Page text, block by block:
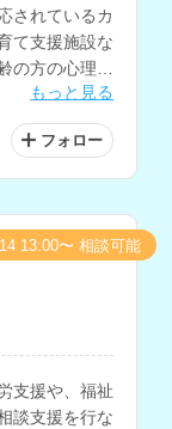
されているカ
て支援施設な
の方の心理支
もっと見る
フォロー
支援や、福祉
談支援を行な
13:00〜 相談可能